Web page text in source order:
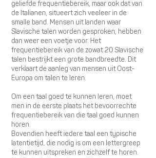
geliefde frequentiebereik, maar ook dat van
de Italianen, situeert zich veeleer in de
smalle band. Mensen uit landen waar
Slavische talen worden gesproken, hebben
dan weer een voetje voor. Het
frequentiebereik van de zowat 20 Slavische
talen bestrijkt een grote bandbreedte. Dit
verklaart de aanleg van mensen uit Oost-
Europa om talen te leren.
Om een taal goed te kunnen leren, moet
men in de eerste plaats het bevoorrechte
frequentiebereik van die taal goed kunnen
horen.
Bovendien heeft iedere taal een typische
latentietijd, die nodig is om een lettergreep
te kunnen uitspreken en zichzelf te horen.